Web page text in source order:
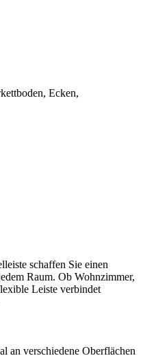
Ecken,
schaffen Sie einen
Raum. Ob Wohnzimmer,
Leiste verbindet
an verschiedene Oberflächen